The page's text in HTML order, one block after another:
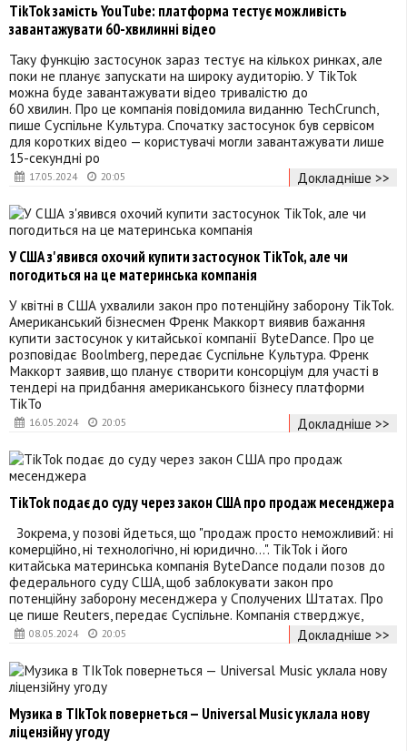
17.05.2024 20:05
TikTok замість YouTube: платформа тестує можливість
завантажувати 60-хвилинні відео
Таку функцію застосунок зараз тестує на кількох ринках, але
поки не планує запускати на широку аудиторію. У TikTok
можна буде завантажувати відео тривалістю до
60 хвилин. Про це компанія повідомила виданню TechCrunch,
пише Суспільне Культура. Спочатку застосунок був сервісом
для коротких відео — користувачі могли завантажувати лише
15-секундні ро
Докладніше >>
16.05.2024 20:05
У США з'явився охочий купити застосунок TikTok, але чи
погодиться на це материнська компанія
У квітні в США ухвалили закон про потенційну заборону TikTok.
Американський бізнесмен Френк Маккорт виявив бажання
купити застосунок у китайської компанії ByteDance. Про це
розповідає Boolmberg, передає Суспільне Культура. Френк
Маккорт заявив, що планує створити консорціум для участі в
тендері на придбання американського бізнесу платформи
TikTo
Докладніше >>
08.05.2024 20:05
TikTok подає до суду через закон США про продаж месенджера
Зокрема, у позові йдеться, що "продаж просто неможливий: ні
комерційно, ні технологічно, ні юридично...". TikTok і його
китайська материнська компанія ByteDance подали позов до
федерального суду США, щоб заблокувати закон про
потенційну заборону месенджера у Сполучених Штатах. Про
це пише Reuters, передає Суспільне. Компанія стверджує,
Докладніше >>
Музика в TIkTok повернеться — Universal Music уклала нову
ліцензійну угоду